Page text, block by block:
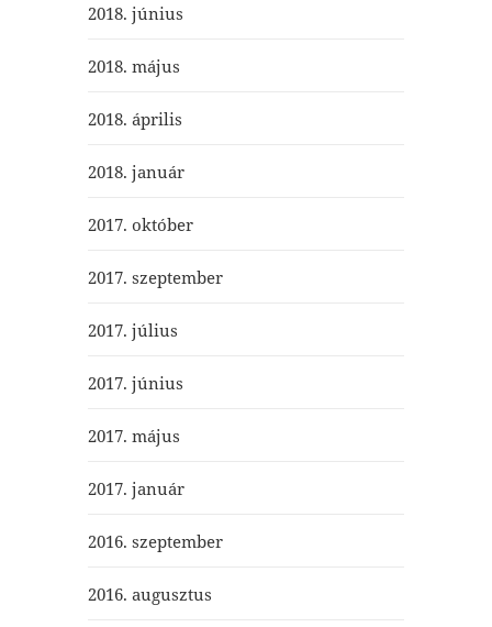
2018. június
2018. május
2018. április
2018. január
2017. október
2017. szeptember
2017. július
2017. június
2017. május
2017. január
2016. szeptember
2016. augusztus